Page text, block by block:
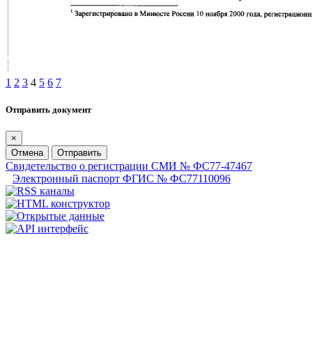
1 2 3 4 5 6 7
Отправить документ
×
Отмена
Отправить
Свидетельство о регистрации СМИ № ФС77-47467
Электронный паспорт ФГИС № ФС77110096